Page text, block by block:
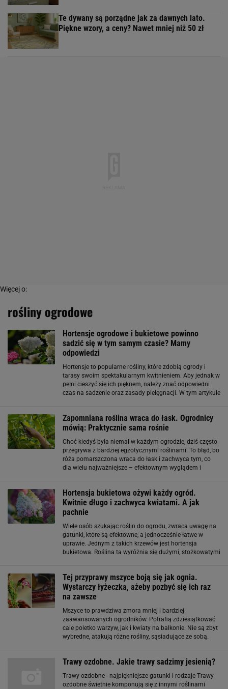
Te dywany są porządne jak za dawnych lato.
Piękne wzory, a ceny? Nawet mniej niż 50 zł
Więcej o:
rośliny ogrodowe
Hortensje ogrodowe i bukietowe powinno
sadzić się w tym samym czasie? Mamy
odpowiedzi
Hortensje to popularne rośliny, które zdobią ogrody i
tarasy swoim spektakularnym kwitnieniem. Aby jednak w
pełni cieszyć się ich pięknem, należy znać odpowiedni
czas na sadzenie oraz zasady pielęgnacji. W tym artykule
Zapomniana roślina wraca do łask. Ogrodnicy
mówią: Praktycznie sama rośnie
Choć kiedyś była niemal w każdym ogrodzie, dziś często
przegrywa z bardziej egzotycznymi roślinami. To błąd, bo
róża pomarszczona wraca do łask i zachwyca tym, co
dla wielu najważniejsze – efektownym wyglądem i
Hortensja bukietowa ożywi każdy ogród.
Kwitnie długo i zachwyca kwiatami. A jak
pachnie
Wiele osób szukając roślin do ogrodu, zwraca uwagę na
gatunki, które są efektowne, a jednocześnie łatwe w
uprawie. Jednym z takich krzewów jest hortensja
bukietowa. Roślina ta wyróżnia się dużymi, stożkowatymi
Tej przyprawy mszyce boją się jak ognia.
Wystarczy łyżeczka, ażeby pozbyć się ich raz
na zawsze
Mszyce to prawdziwa zmora mniej i bardziej
zaawansowanych ogrodników. Potrafią zdziesiątkować
cale poletko warzyw, jak i kwiaty na balkonie. Nie są zbyt
wybredne, atakują różne rośliny, sąsiadujące ze sobą.
Trawy ozdobne. Jakie trawy sadzimy jesienią?
Trawy ozdobne - najpiękniejsze gatunki i rodzaje Trawy
ozdobne świetnie komponują się z innymi roślinami